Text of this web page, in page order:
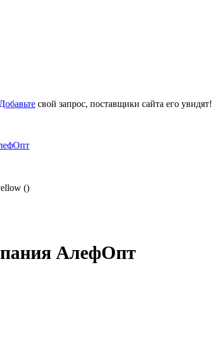
Добавьте свой запрос, поставщики сайта его увидят!
()
АлефОпт